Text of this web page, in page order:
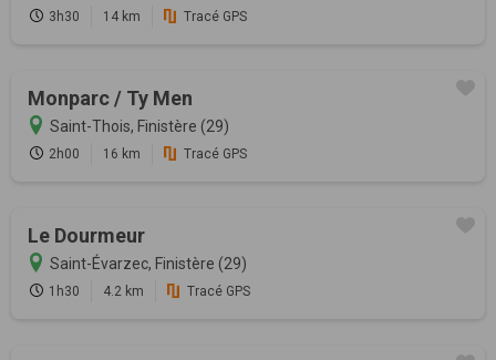
3h30 14 km Tracé GPS
Monparc / Ty Men
Saint-Thois, Finistère (29)
2h00 16 km Tracé GPS
Le Dourmeur
Saint-Évarzec, Finistère (29)
1h30 4.2 km Tracé GPS